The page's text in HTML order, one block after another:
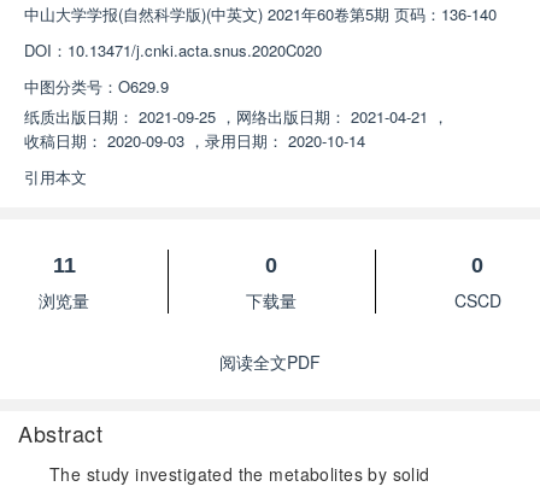
中山大学学报(自然科学版)(中英文) 2021年60卷第5期 页码：136-140
DOI： 10.13471/j.cnki.acta.snus.2020C020
中图分类号： O629.9
纸质出版日期： 2021-09-25 ， 网络出版日期： 2021-04-21 ，
收稿日期： 2020-09-03 ， 录用日期： 2020-10-14
引用本文
11
浏览量
0
下载量
0
CSCD
阅读全文PDF
Abstract
The study investigated the metabolites by solid